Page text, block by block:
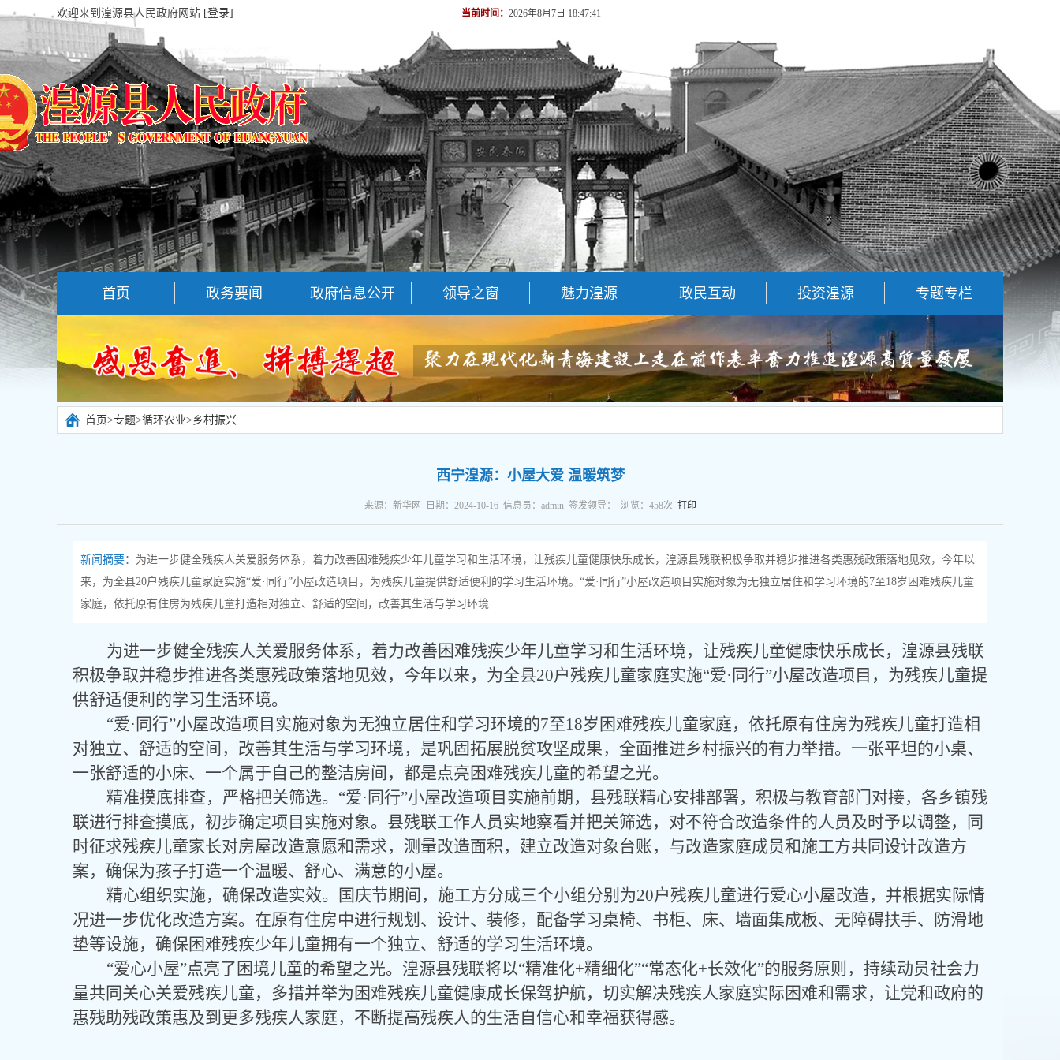
欢迎来到湟源县人民政府网站 [登录] 当前时间： 2026年8月7日 18:47:41
首页 政务要闻 政府信息公开 领导之窗 魅力湟源 政民互动 投资湟源 专题专栏
首页>专题>循环农业> 乡村振兴
西宁湟源：小屋大爱 温暖筑梦
来源：新华网 日期：2024-10-16 信息员：admin 签发领导： 浏览： 458次 打印
新闻摘要： 为进一步健全残疾人关爱服务体系，着力改善困难残疾少年儿童学习和生活环境，让残疾儿童健康快乐成长，湟源县残联积极争取并稳步推进各类惠残政策落地见效，今年以
来，为全县20户残疾儿童家庭实施“爱·同行”小屋改造项目，为残疾儿童提供舒适便利的学习生活环境。“爱·同行”小屋改造项目实施对象为无独立居住和学习环境的7至18岁困难残疾儿童
家庭，依托原有住房为残疾儿童打造相对独立、舒适的空间，改善其生活与学习环境...
为进一步健全残疾人关爱服务体系，着力改善困难残疾少年儿童学习和生活环境，让残疾儿童健康快乐成长，湟源县残联
积极争取并稳步推进各类惠残政策落地见效，今年以来，为全县20户残疾儿童家庭实施“爱·同行”小屋改造项目，为残疾儿童提
供舒适便利的学习生活环境。
“爱·同行”小屋改造项目实施对象为无独立居住和学习环境的7至18岁困难残疾儿童家庭，依托原有住房为残疾儿童打造相
对独立、舒适的空间，改善其生活与学习环境，是巩固拓展脱贫攻坚成果，全面推进乡村振兴的有力举措。一张平坦的小桌、
一张舒适的小床、一个属于自己的整洁房间，都是点亮困难残疾儿童的希望之光。
精准摸底排查，严格把关筛选。 “爱·同行”小屋改造项目实施前期，县残联精心安排部署，积极与教育部门对接，各乡镇残
联进行排查摸底，初步确定项目实施对象。县残联工作人员实地察看并把关筛选，对不符合改造条件的人员及时予以调整，同
时征求残疾儿童家长对房屋改造意愿和需求，测量改造面积，建立改造对象台账，与改造家庭成员和施工方共同设计改造方
案，确保为孩子打造一个温暖、舒心、满意的小屋。
精心组织实施，确保改造实效。国庆节期间，施工方分成三个小组分别为20户残疾儿童进行爱心小屋改造，并根据实际情
况进一步优化改造方案。在原有住房中进行规划、设计、装修，配备学习桌椅、书柜、床、墙面集成板、无障碍扶手、防滑地
垫等设施，确保困难残疾少年儿童拥有一个独立、舒适的学习生活环境。
“爱心小屋”点亮了困境儿童的希望之光。湟源县残联将以“精准化+精细化”“常态化+长效化”的服务原则，持续动员社会力
量共同关心关爱残疾儿童，多措并举为困难残疾儿童健康成长保驾护航，切实解决残疾人家庭实际困难和需求，让党和政府的
惠残助残政策惠及到更多残疾人家庭，不断提高残疾人的生活自信心和幸福获得感。